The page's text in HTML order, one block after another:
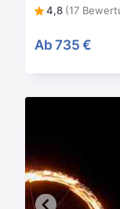
4,8 (17
Ab 735 €